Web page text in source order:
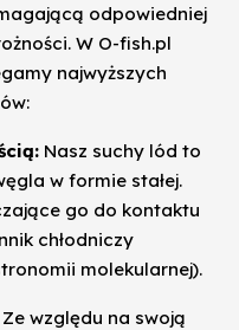
odpowiedniej
W O-fish.pl
najwyższych
Nasz suchy lód to
w formie stałej.
go do kontaktu
chłodniczy
molekularnej).
względu na swoją